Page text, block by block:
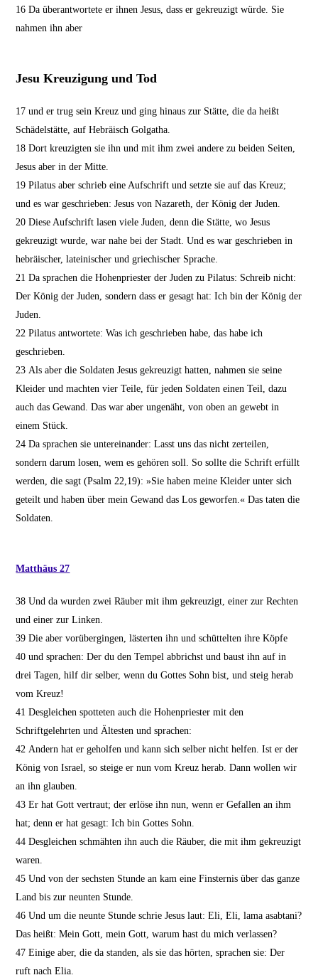
16Da überantwortete er ihnen Jesus, dass er gekreuzigt würde. Sie
nahmen ihn aber
Jesu Kreuzigung und Tod
17und er trug sein Kreuz und ging hinaus zur Stätte, die da heißt
Schädelstätte, auf Hebräisch Golgatha.
18Dort kreuzigten sie ihn und mit ihm zwei andere zu beiden Seiten,
Jesus aber in der Mitte.
19Pilatus aber schrieb eine Aufschrift und setzte sie auf das Kreuz;
und es war geschrieben: Jesus von Nazareth, der König der Juden.
20Diese Aufschrift lasen viele Juden, denn die Stätte, wo Jesus
gekreuzigt wurde, war nahe bei der Stadt. Und es war geschrieben in
hebräischer, lateinischer und griechischer Sprache.
21Da sprachen die Hohenpriester der Juden zu Pilatus: Schreib nicht:
Der König der Juden, sondern dass er gesagt hat: Ich bin der König der
Juden.
22Pilatus antwortete: Was ich geschrieben habe, das habe ich
geschrieben.
23Als aber die Soldaten Jesus gekreuzigt hatten, nahmen sie seine
Kleider und machten vier Teile, für jeden Soldaten einen Teil, dazu
auch das Gewand. Das war aber ungenäht, von oben an gewebt in
einem Stück.
24Da sprachen sie untereinander: Lasst uns das nicht zerteilen,
sondern darum losen, wem es gehören soll. So sollte die Schrift erfüllt
werden, die sagt (Psalm 22,19): »Sie haben meine Kleider unter sich
geteilt und haben über mein Gewand das Los geworfen.« Das taten die
Soldaten.
Matthäus 27
38Und da wurden zwei Räuber mit ihm gekreuzigt, einer zur Rechten
und einer zur Linken.
39Die aber vorübergingen, lästerten ihn und schüttelten ihre Köpfe
40und sprachen: Der du den Tempel abbrichst und baust ihn auf in
drei Tagen, hilf dir selber, wenn du Gottes Sohn bist, und steig herab
vom Kreuz!
41Desgleichen spotteten auch die Hohenpriester mit den
Schriftgelehrten und Ältesten und sprachen:
42Andern hat er geholfen und kann sich selber nicht helfen. Ist er der
König von Israel, so steige er nun vom Kreuz herab. Dann wollen wir
an ihn glauben.
43Er hat Gott vertraut; der erlöse ihn nun, wenn er Gefallen an ihm
hat; denn er hat gesagt: Ich bin Gottes Sohn.
44Desgleichen schmähten ihn auch die Räuber, die mit ihm gekreuzigt
waren.
45Und von der sechsten Stunde an kam eine Finsternis über das ganze
Land bis zur neunten Stunde.
46Und um die neunte Stunde schrie Jesus laut: Eli, Eli, lama asabtani?
Das heißt: Mein Gott, mein Gott, warum hast du mich verlassen?
47Einige aber, die da standen, als sie das hörten, sprachen sie: Der
ruft nach Elia.